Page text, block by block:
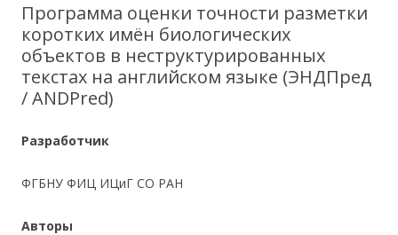
Программа оценки точности разметки
коротких имён биологических
объектов в неструктурированных
текстах на английском языке (ЭНДПред
/ ANDPred)
Разработчик
ФГБНУ ФИЦ ИЦиГ СО РАН
Авторы